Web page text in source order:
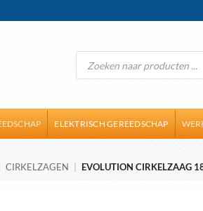
Producten
zoeken
ELEKTRISCH GEREEDSCHAP
CIRKELZAGEN | EVOLUTION CIRKELZAAG